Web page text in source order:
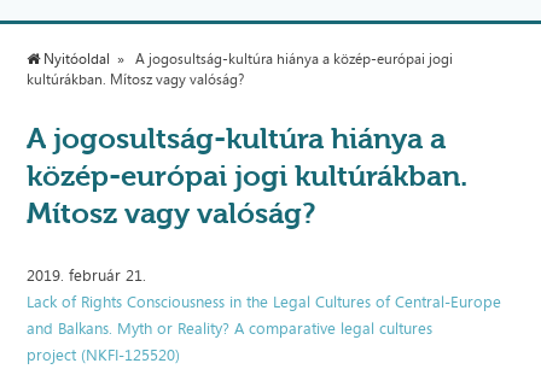
Nyitóoldal
A jogosultság-kultúra hiánya a közép-európai jogi
kultúrákban. Mítosz vagy valóság?
A jogosultság-kultúra hiánya a
közép-európai jogi kultúrákban.
Mítosz vagy valóság?
2019. február 21.
Lack of Rights Consciousness in the Legal Cultures of Central-Europe
and Balkans. Myth or Reality? A comparative legal cultures
project (NKFI-125520)